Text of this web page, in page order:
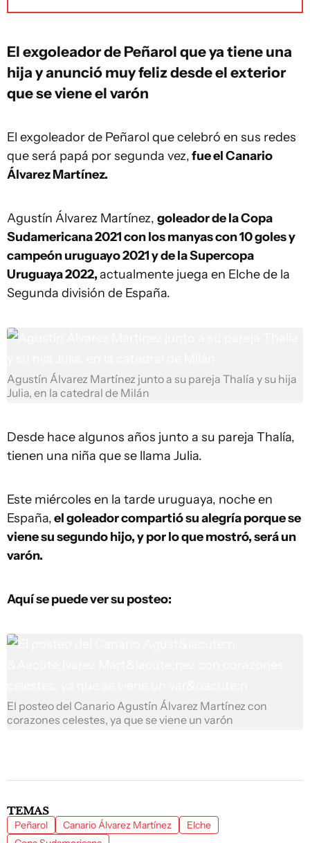
El exgoleador de Peñarol que ya tiene una
hija y anunció muy feliz desde el exterior
que se viene el varón
El exgoleador de Peñarol que celebró en sus redes
que será papá por segunda vez,fue el Canario
Álvarez Martínez.
Agustín Álvarez Martínez, goleador de la Copa
Sudamericana 2021 con los manyas con 10 goles y
campeón uruguayo 2021 y de la Supercopa
Uruguaya 2022,actualmente juega en Elche de la
Segunda división de España.
Agustín Álvarez Martínez junto a su pareja Thalía y su hija
Julia, en la catedral de Milán
Desde hace algunos años junto a su pareja Thalía,
tienen una niña que se llama Julia.
Este miércoles en la tarde uruguaya, noche en
España,el goleador compartió su alegría porque se
viene su segundo hijo, y por lo que mostró, será un
varón.
Aquí se puede ver su posteo:
El posteo del Canario Agustín Álvarez Martínez con
corazones celestes, ya que se viene un varón
TEMAS
Peñarol Canario Álvarez Martínez
Elche